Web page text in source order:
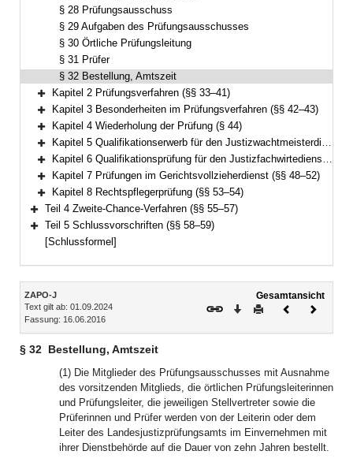
§ 28 Prüfungsausschuss
§ 29 Aufgaben des Prüfungsausschusses
§ 30 Örtliche Prüfungsleitung
§ 31 Prüfer
§ 32 Bestellung, Amtszeit
Bereich erweitern
Kapitel 2 Prüfungsverfahren (§§ 33–41)
Bereich erweitern
Kapitel 3 Besonderheiten im Prüfungsverfahren (§§ 42–43)
Bereich erweitern
Kapitel 4 Wiederholung der Prüfung (§ 44)
Bereich erweitern
Kapitel 5 Qualifikationserwerb für den Justizwachtmeisterdienst (§ 45)
Bereich erweitern
Kapitel 6 Qualifikationsprüfung für den Justizfachwirtedienst (§§ 46–47)
Bereich erweitern
Kapitel 7 Prüfungen im Gerichtsvollzieherdienst (§§ 48–52)
Bereich erweitern
Kapitel 8 Rechtspflegerprüfung (§§ 53–54)
Bereich erweitern
Teil 4 Zweite-Chance-Verfahren (§§ 55–57)
Bereich erweitern
Teil 5 Schlussvorschriften (§§ 58–59)
[Schlussformel]
Inhalt
ZAPO-J
Text gilt ab: 01.09.2024
Fassung: 16.06.2016
Gesamtansicht
Download
DruckenVorheriges
§ 32 Bestellung, Amtszeit
(1) Die Mitglieder des Prüfungsausschusses mit Ausnahme
des vorsitzenden Mitglieds, die örtlichen Prüfungsleiterinnen
und Prüfungsleiter, die jeweiligen Stellvertreter sowie die
Prüferinnen und Prüfer werden von der Leiterin oder dem
Leiter des Landesjustizprüfungsamts im Einvernehmen mit
ihrer Dienstbehörde auf die Dauer von zehn Jahren bestellt.